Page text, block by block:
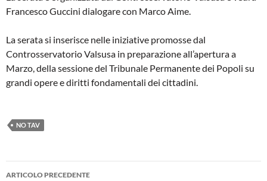
Francesco Guccini dialogare con Marco Aime.
La serata si inserisce nelle iniziative promosse dal
Controsservatorio Valsusa in preparazione all’apertura a
Marzo, della sessione del Tribunale Permanente dei Popoli su
grandi opere e diritti fondamentali dei cittadini.
NO TAV
Navigazione
ARTICOLO PRECEDENTE